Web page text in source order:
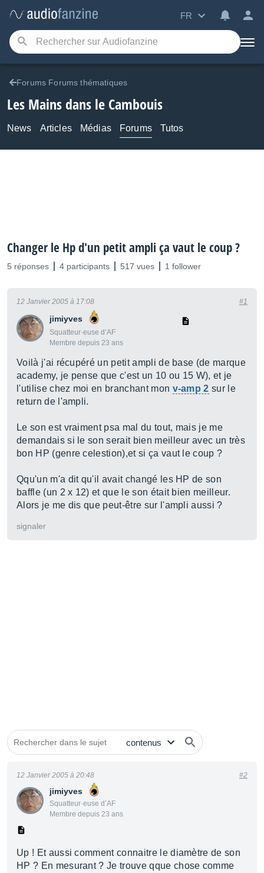
FR
Forums Forums thématiques
Les Mains dans le Cambouis
News Articles Médias Forums Tutos
Changer le Hp d'un petit ampli ça vaut le coup ?
5 réponses 4 participants 517 vues 1 follower
jimiyves
Squatteur·euse d’AF
Membre depuis 23 ans
12 Janvier 2005 à 17:08 #1
Voilà j'ai récupéré un petit ampli de base (de marque
academy, je pense que c'est un 10 ou 15 W), et je
l'utilise chez moi en branchant mon v-amp 2 sur le
return de l'ampli.
Le son est vraiment psa mal du tout, mais je me
demandais si le son serait bien meilleur avec un très
bon HP (genre celestion),et si ça vaut le coup ?
Qqu'un m'a dit qu'il avait changé les HP de son
baffle (un 2 x 12) et que le son était bien meilleur.
Alors je me dis que peut-être sur l'ampli aussi ?
signaler
jimiyves
Squatteur·euse d’AF
Membre depuis 23 ans
12 Janvier 2005 à 20:48 #2
Up ! Et aussi comment connaitre le diamètre de son
HP ? En mesurant ? Je trouve qque chose comme